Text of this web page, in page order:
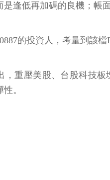
是逢低再加碼的良機；帳
的投資人，考量到該
，重壓美股、台股科技
。